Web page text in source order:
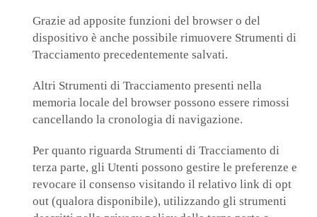
Grazie ad apposite funzioni del browser o del
dispositivo è anche possibile rimuovere Strumenti di
Tracciamento precedentemente salvati.
Altri Strumenti di Tracciamento presenti nella
memoria locale del browser possono essere rimossi
cancellando la cronologia di navigazione.
Per quanto riguarda Strumenti di Tracciamento di
terza parte, gli Utenti possono gestire le preferenze e
revocare il consenso visitando il relativo link di opt
out (qualora disponibile), utilizzando gli strumenti